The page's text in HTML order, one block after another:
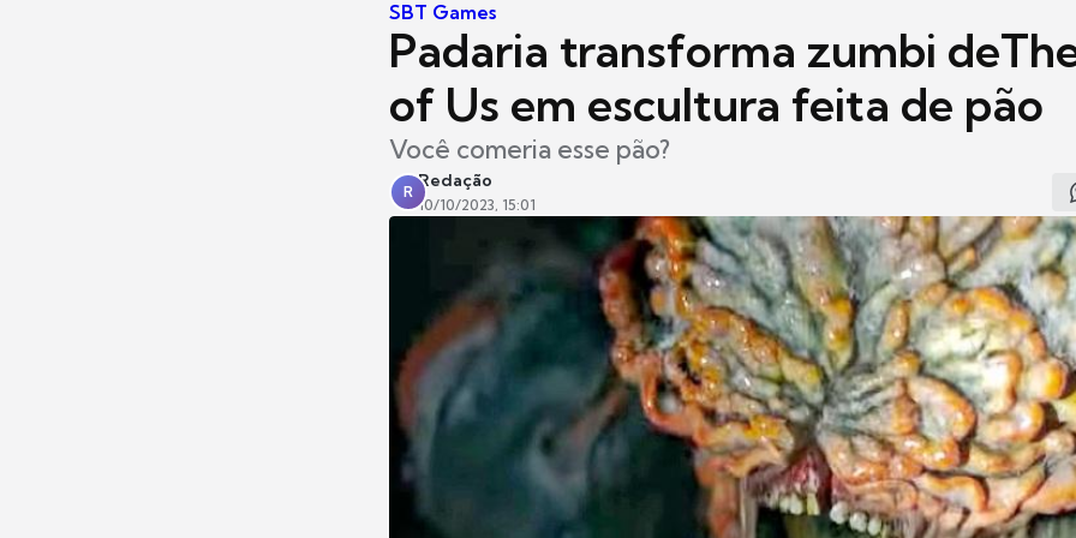
SBT Games
Padaria transforma zumbi
of Us em escultura feita de pão
Você comeria esse pão?
R
Redação
10/10/2023, 15:01